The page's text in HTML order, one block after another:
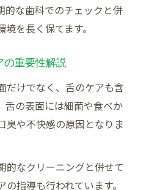
的な歯科でのチェックと併
を長く保てます。
の重要性解説
だけでなく、舌のケアも含
舌の表面には細菌や食べか
臭や不快感の原因となりま
的なクリーニングと併せて
指導も行われています。